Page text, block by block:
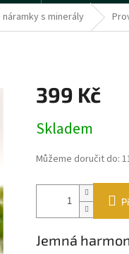
s minerály
399 Kč
cena:
Skladem
Můžeme doručit do:
Jemná